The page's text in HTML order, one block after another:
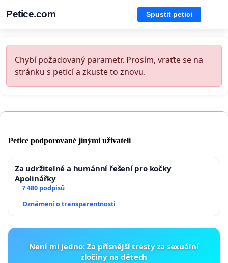
Petice.com Spustit petici
Chybí požadovaný parametr. Prosím, vraťte se na
stránku s peticí a zkuste to znovu.
Petice podporované jinými uživateli
Za udržitelné a humánní řešení pro kočky
Apolinářky
7 480 podpisů
Oznámení o transparentnosti
Není mi jedno: Za přísnější tresty za sexuální
zločiny na dětech